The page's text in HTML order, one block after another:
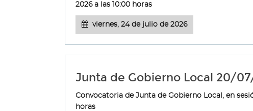
2026 a las 10:00 horas
viernes, 24 de julio de 2026
Junta de Gobierno Local 20/
Convocatoria de Junta de Gobierno Local, en
horas